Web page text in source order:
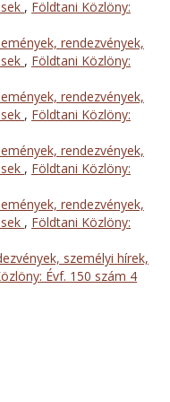
, Földtani Közlöny:
rendezvények,
, Földtani Közlöny:
rendezvények,
, Földtani Közlöny:
rendezvények,
, Földtani Közlöny:
rendezvények,
, Földtani Közlöny:
személyi hírek,
Évf. 150 szám 4